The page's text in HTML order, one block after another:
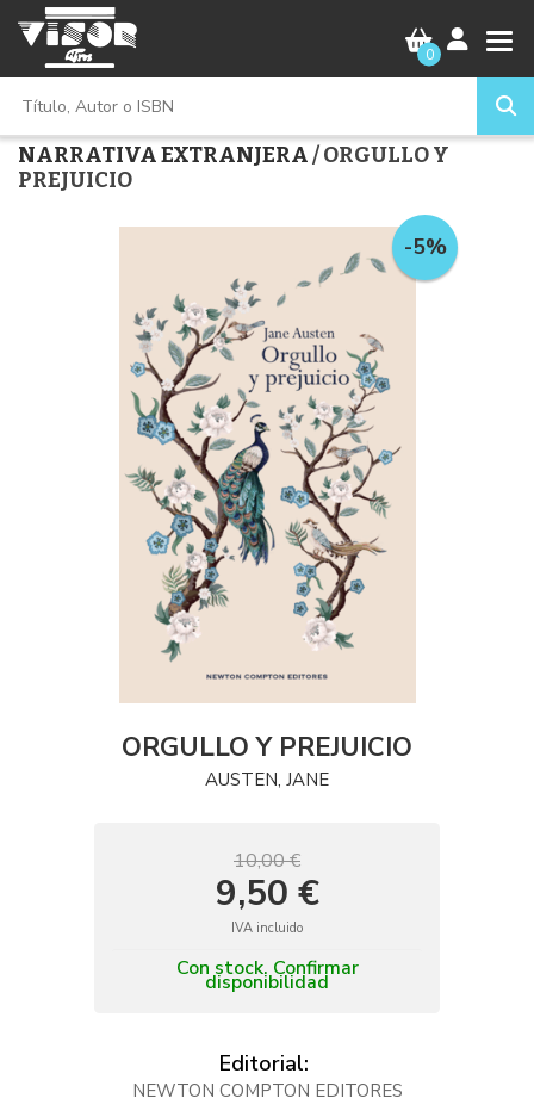
0
NARRATIVA EXTRANJERA/ ORGULLO Y
PREJUICIO
-5%
ORGULLO Y PREJUICIO
AUSTEN, JANE
10,00 €
9,50 €
IVA incluido
Con stock. Confirmar
disponibilidad
Editorial:
NEWTON COMPTON EDITORES